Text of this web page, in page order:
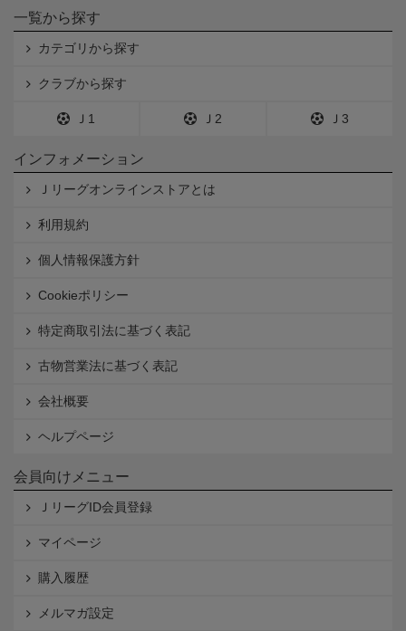
一覧から探す
カテゴリから探す
クラブから探す
Ｊ1 Ｊ2 Ｊ3
インフォメーション
Ｊリーグオンラインストアとは
利用規約
個人情報保護方針
Cookieポリシー
特定商取引法に基づく表記
古物営業法に基づく表記
会社概要
ヘルプページ
会員向けメニュー
ＪリーグID会員登録
マイページ
購入履歴
メルマガ設定